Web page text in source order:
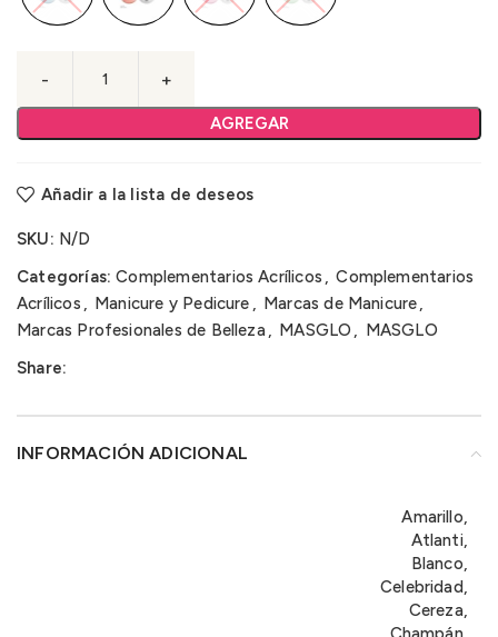
AGREGAR
Añadir a la lista de deseos
SKU: N/D
Categorías: Complementarios Acrílicos , Complementarios
Acrílicos , Manicure y Pedicure , Marcas de Manicure,
Marcas Profesionales de Belleza, MASGLO , MASGLO
Share:
INFORMACIÓN ADICIONAL
Amarillo,
Atlanti,
Blanco,
Celebridad,
Cereza,